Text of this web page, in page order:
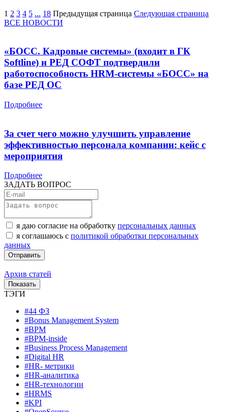
1 2 3 4 5 ... 18 Предыдущая страница Следующая страница
ВСЕ НОВОСТИ
«БОСС. Кадровые системы» (входит в ГК
Softline) и РЕД СОФТ подтвердили
работоспособность HRM-системы «БОСС» на
базе РЕД ОС
Подробнее
За счет чего можно улучшить управление
эффективностью персонала компании: кейс с
мероприятия
Подробнее
ЗАДАТЬ ВОПРОС
я даю согласие на обработку персональных данных
я соглашаюсь с политикой обработки персональных
данных
Архив статей
ТЭГИ
#44 ФЗ
#Bonus Management System
#BPM
#BPM-inside
#Business Process Management
#Digital HR
#HR- метрики
#HR-аналитика
#HR-технологии
#HRMS
#KPI